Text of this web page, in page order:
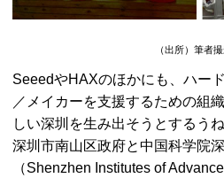
（出所）筆者撮
SeeedやHAXのほかにも、ハー
／メイカーを支援するための組
しい深圳を生み出そうとするう
深圳市南山区政府と中国科学院
（Shenzhen Institutes of